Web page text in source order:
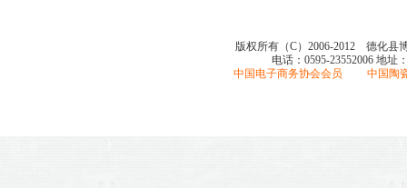
版权所有（C）2006-2012 德化县
电话：0595-23552006 地址
中国电子商务协会会员 中国陶